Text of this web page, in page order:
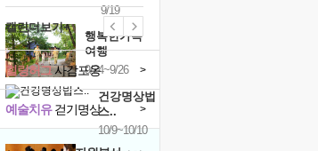
9/19
행복한가족
여행
9/24~9/26
건강명상법
스..
10/9~10/10
캘린더보기+
예술치유걷기명상 >
힐링허그사감포옹 >